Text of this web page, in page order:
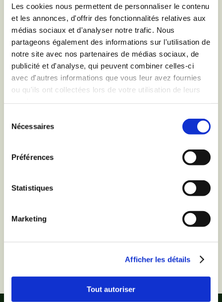
Les cookies nous permettent de personnaliser le contenu
et les annonces, d'offrir des fonctionnalités relatives aux
médias sociaux et d'analyser notre trafic. Nous
partageons également des informations sur l'utilisation de
notre site avec nos partenaires de médias sociaux, de
publicité et d'analyse, qui peuvent combiner celles-ci
avec d'autres informations que vous leur avez fournies
ou qu'ils ont collectées lors de votre utilisation de leurs
Nécessaires
Préférences
Statistiques
Marketing
Afficher les détails
Tout autoriser
Coeur de Céréales?
Écrivez-nous à l'adresse
suivante
Trouvez-les !